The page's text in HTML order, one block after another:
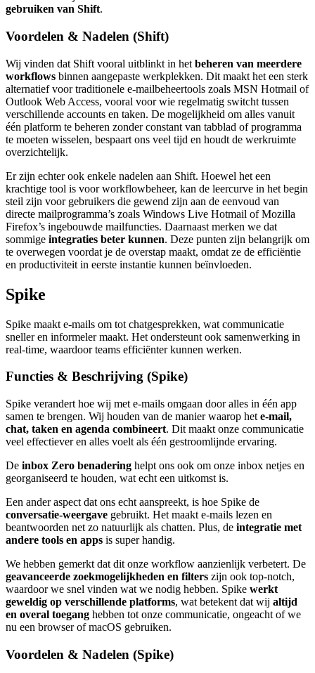
gebruiken van Shift.
Voordelen & Nadelen (Shift)
Wij vinden dat Shift vooral uitblinkt in het beheren van meerdere
workflows binnen aangepaste werkplekken. Dit maakt het een sterk
alternatief voor traditionele e-mailbeheertools zoals MSN Hotmail of
Outlook Web Access, vooral voor wie regelmatig switcht tussen
verschillende accounts en taken. De mogelijkheid om alles vanuit
één platform te beheren zonder constant van tabblad of programma
te moeten wisselen, bespaart ons veel tijd en houdt de werkruimte
overzichtelijk.
Er zijn echter ook enkele nadelen aan Shift. Hoewel het een
krachtige tool is voor workflowbeheer, kan de leercurve in het begin
steil zijn voor gebruikers die gewend zijn aan de eenvoud van
directe mailprogramma’s zoals Windows Live Hotmail of Mozilla
Firefox’s ingebouwde mailfuncties. Daarnaast merken we dat
sommige integraties beter kunnen. Deze punten zijn belangrijk om
te overwegen voordat je de overstap maakt, omdat ze de efficiëntie
en productiviteit in eerste instantie kunnen beïnvloeden.
Spike
Spike maakt e-mails om tot chatgesprekken, wat communicatie
sneller en informeler maakt. Het ondersteunt ook samenwerking in
real-time, waardoor teams efficiënter kunnen werken.
Functies & Beschrijving (Spike)
Spike verandert hoe wij met e-mails omgaan door alles in één app
samen te brengen. Wij houden van de manier waarop het e-mail,
chat, taken en agenda combineert. Dit maakt onze communicatie
veel effectiever en alles voelt als één gestroomlijnde ervaring.
De inbox Zero benadering helpt ons ook om onze inbox netjes en
georganiseerd te houden, wat echt een uitkomst is.
Een ander aspect dat ons echt aanspreekt, is hoe Spike de
conversatie-weergave gebruikt. Het maakt e-mails lezen en
beantwoorden net zo natuurlijk als chatten. Plus, de integratie met
andere tools en apps is super handig.
We hebben gemerkt dat dit onze workflow aanzienlijk verbetert. De
geavanceerde zoekmogelijkheden en filters zijn ook top-notch,
waardoor we snel vinden wat we nodig hebben. Spike werkt
geweldig op verschillende platforms, wat betekent dat wij altijd
en overal toegang hebben tot onze communicatie, ongeacht of we
nu een browser of macOS gebruiken.
Voordelen & Nadelen (Spike)